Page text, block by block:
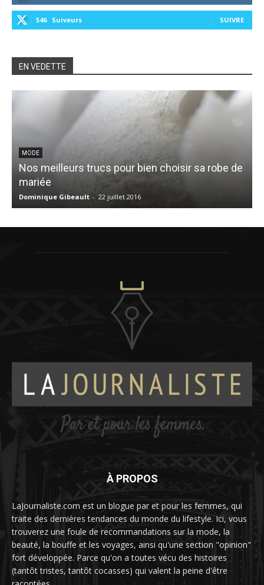
546 Suiveurs SUIVRE
EN VEDETTE
MODE
Nos meilleurs trucs pour bien choisir sa robe de
mariée
Dominique Gibeault - 22 juillet 2016
À PROPOS
LaJournaliste.com est un blogue par et pour les femmes, qui
traite des dernières tendances du monde du lifestyle. Ici, vous
trouverez une foule de recommandations sur la mode, la
beauté, la bouffe et les voyages, ainsi qu'une section "opinion"
fort développée. Parce qu'on a toutes vécu des histoires
(tantôt tristes, tantôt cocasses) qui valent la peine d'être